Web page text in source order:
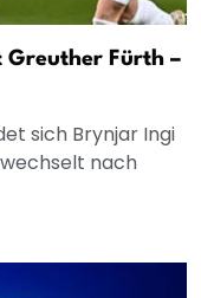
Greuther Fürth –
sich Brynjar Ingi
nach